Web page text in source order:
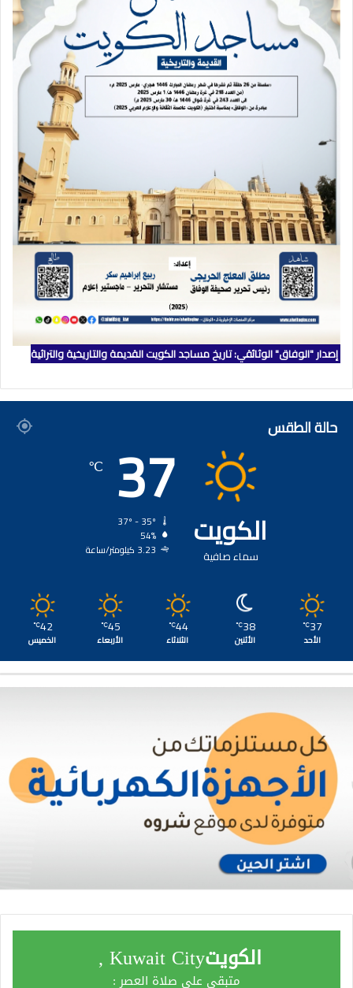
إصدار "الوفاق" الوثائقي: تاريخ مساجد الكويت القديمة والتاريخية والتراثية
حالة الطقس
الكويت
سماء صافية
37
℃
54%
3.23 كيلومتر/ساعة
37
℃
الأحد
38
℃
الأثنين
44
℃
الثلاثاء
45
℃
الأربعاء
42
℃
الخميس